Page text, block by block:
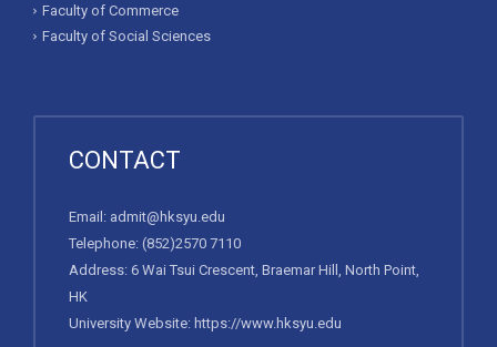
Faculty of Commerce
Faculty of Social Sciences
CONTACT
Email: admit@hksyu.edu
Telephone: (852)2570 7110
Address: 6 Wai Tsui Crescent, Braemar Hill, North Point,
HK
University Website: https://www.hksyu.edu